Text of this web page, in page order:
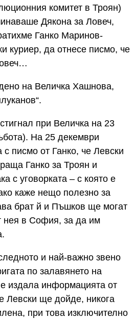
комитет в Троян)
Дякона за Ловеч,
Ганко Маринов-
куриер, да отнесе писмо, че
на Величка Хашнова,
при Величка на 23
На 25 декември
писмо от Ганко, че Левски
Ганко за Троян и
с уговорката – с която е
каже нещо полезно за
брат й и Пъшков ще могат
нея в София, за да им
и най-важно звено
по залавянето на
издала информацията от
Левски ще дойде, никога
при това изключително